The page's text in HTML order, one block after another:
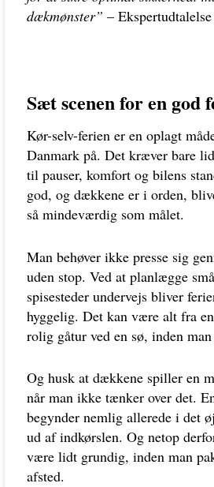
dækmønster” –
Sæt scenen for en god
Kør-selv-ferien er en oplagt
Danmark på. Det kræver bare
til pauser, komfort og bilens
god, og dækkene er i orden,
så mindeværdig som målet.
Man behøver ikke presse sig
uden stop. Ved at planlægge
spisesteder undervejs bliver
hyggelig. Det kan være alt fra
rolig gåtur ved en sø, inden
Og husk at dækkene spiller en
når man ikke tænker over det.
begynder nemlig allerede i det
ud af indkørslen. Og netop
være lidt grundig, inden man
afsted.